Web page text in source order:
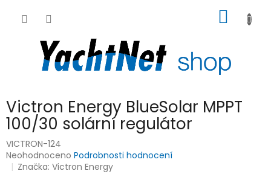
KOŠÍK
Victron Energy BlueSolar MPPT
100/30 solární regulátor
VICTRON-124
Průměrné
hodnocení
Neohodnoceno Podrobnosti hodnocení
Značka:Victron Energy